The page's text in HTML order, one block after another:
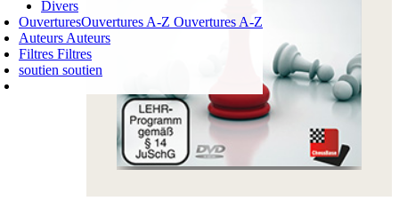
Divers
OuverturesOuvertures A-Z Ouvertures A-Z
Auteurs Auteurs
Filtres Filtres
soutien soutien
Login
PANIER D'ACHATS
ARTICLE
0,00 €
✔